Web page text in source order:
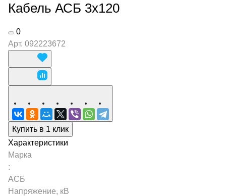
Кабель АСБ 3х120
0
Арт. 092223672
Купить в 1 клик
Характеристики
Марка
:
АСБ
Напряжение, кВ